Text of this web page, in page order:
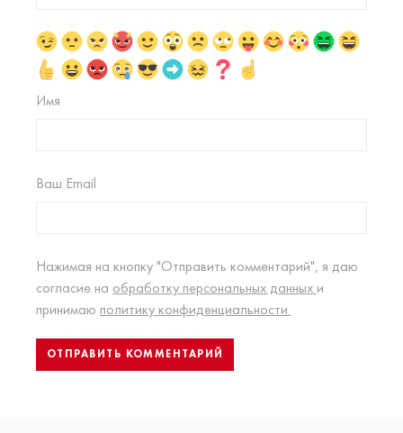
Имя
Ваш Email
Нажимая на кнопку "Отправить комментарий", я даю
согласие на обработку персональных данных и
принимаю политику конфиденциальности.